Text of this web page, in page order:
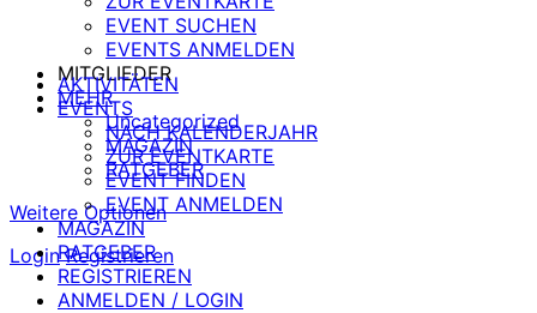
EVENT SUCHEN
EVENTS ANMELDEN
MITGLIEDER
MEHR
Uncategorized
MAGAZIN
RATGEBER
Weitere Optionen
Login Registrieren
AKTIVITÄTEN
EVENTS
NACH KALENDERJAHR
ZUR EVENTKARTE
EVENT FINDEN
EVENT ANMELDEN
MAGAZIN
RATGEBER
REGISTRIEREN
ANMELDEN / LOGIN